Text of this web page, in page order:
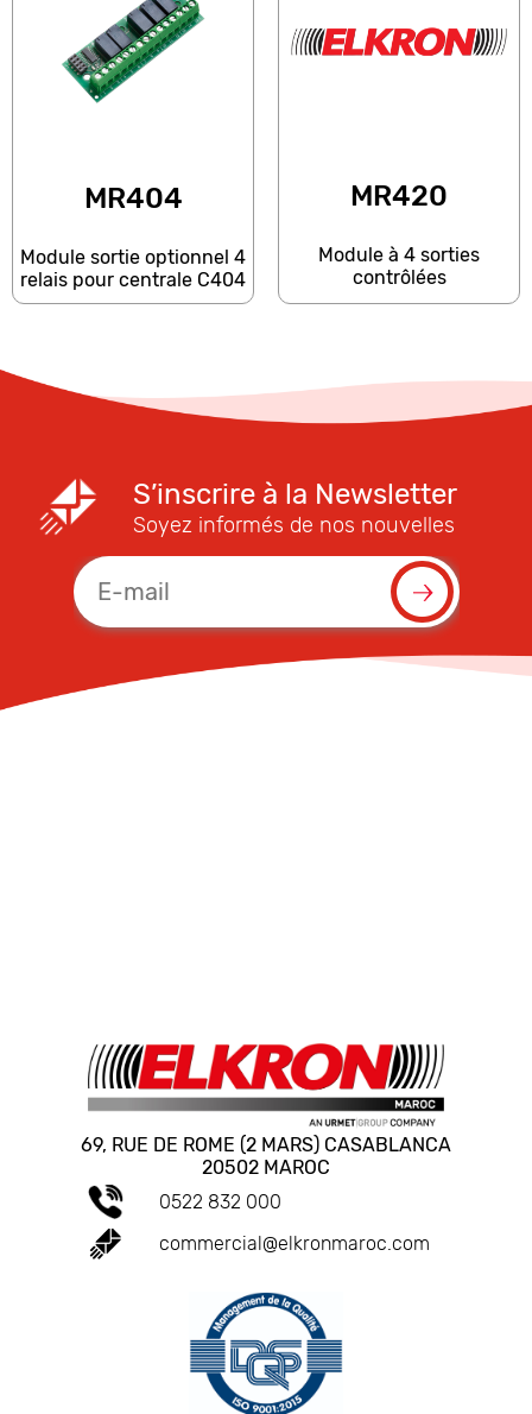
MR404
Module sortie optionnel 4
relais pour centrale C404
MR420
Module à 4 sorties
contrôlées
S’inscrire à la Newsletter
Soyez informés de nos nouvelles
69, RUE DE ROME (2 MARS) CASABLANCA
20502 MAROC
0522 832 000
commercial@elkronmaroc.com